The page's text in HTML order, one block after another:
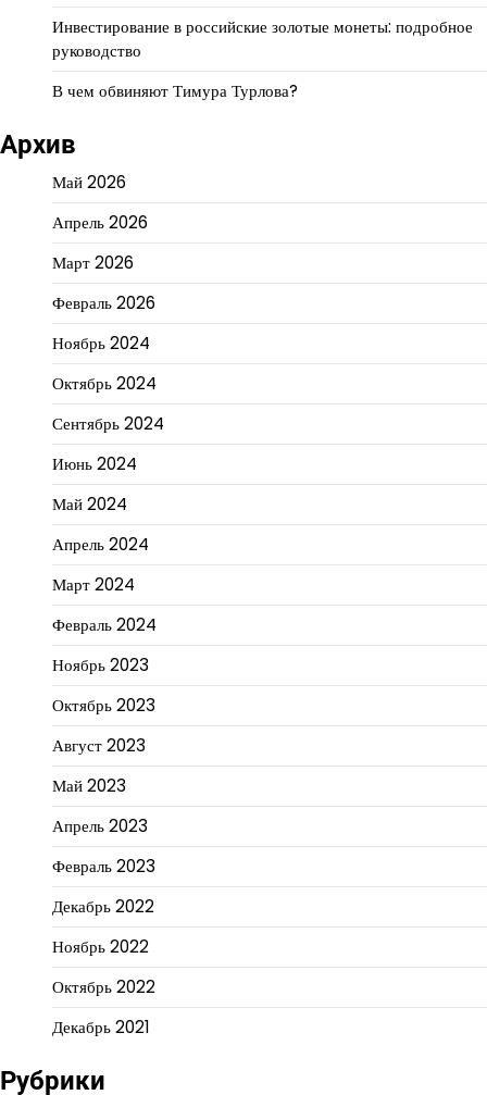
Инвестирование в российские золотые монеты: подробное
руководство
В чем обвиняют Тимура Турлова?
Архив
Май 2026
Апрель 2026
Март 2026
Февраль 2026
Ноябрь 2024
Октябрь 2024
Сентябрь 2024
Июнь 2024
Май 2024
Апрель 2024
Март 2024
Февраль 2024
Ноябрь 2023
Октябрь 2023
Август 2023
Май 2023
Апрель 2023
Февраль 2023
Декабрь 2022
Ноябрь 2022
Октябрь 2022
Декабрь 2021
Рубрики